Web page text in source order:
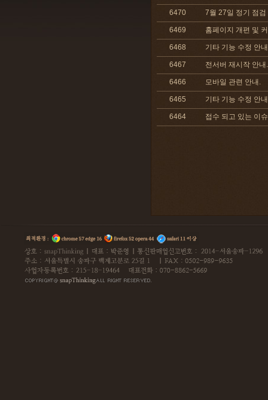
6470 7월 27일 정기 점검
6469 홈페이지 개편 및
6468 기타 기능 수정 안
6467 전서버 재시작 안내.
6466 모바일 관련 안내.
6465 기타 기능 수정 안
6464 접수 되고 있는 이